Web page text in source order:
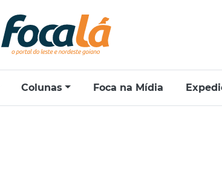
Colunas Foca na Mídia